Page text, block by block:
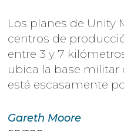
Los planes de Unity
centros de
entre 3 y 7
ubica la base militar
está escasamente
Gareth Moore